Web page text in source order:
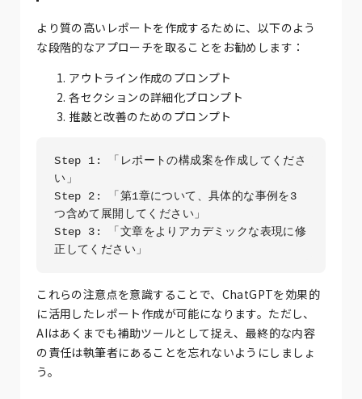
より質の高いレポートを作成するために、以下のよう
な段階的なアプローチを取ることをお勧めします：
アウトライン作成のプロンプト
各セクションの詳細化プロンプト
推敲と改善のためのプロンプト
Step 1: 「レポートの構成案を作成してくださ
い」
Step 2: 「第1章について、具体的な事例を3
つ含めて展開してください」
Step 3: 「文章をよりアカデミックな表現に修
これらの注意点を意識することで、ChatGPTを効果的
に活用したレポート作成が可能になります。ただし、
AIはあくまでも補助ツールとして捉え、最終的な内容
の責任は執筆者にあることを忘れないようにしましょ
う。